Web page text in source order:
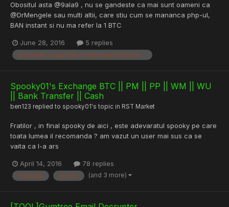
Obositul asta @9ala9 , nu se gandeste ca mai sunt oameni ca
@DrMengele sau multi altii, care stiu cum se mananca php-ul,
BAN instant si nu ma refer la 1 BTC
June 28, 2016 5 replies
php mailer script inbox priv8 mailer inbox to all clean
Spooky01's Exchange BTC || PM || PP || WM || WU
|| Bank Transfer || Cash
ben123 replied to spooky01's topic in RST Market
Fratilor , in final spooky de aici , este adevaratul spooky pe care
toata lumea il recomanda ? am vazut un user mai sus ca se
vaita ca l-a ars
April 14, 2016 78 replies
finalizata money (and 3 more)